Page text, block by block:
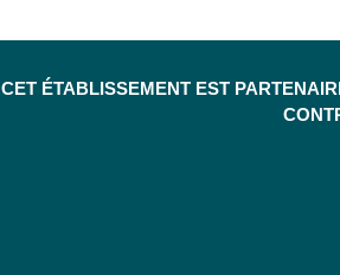
CET ÉTABLISSEMENT EST